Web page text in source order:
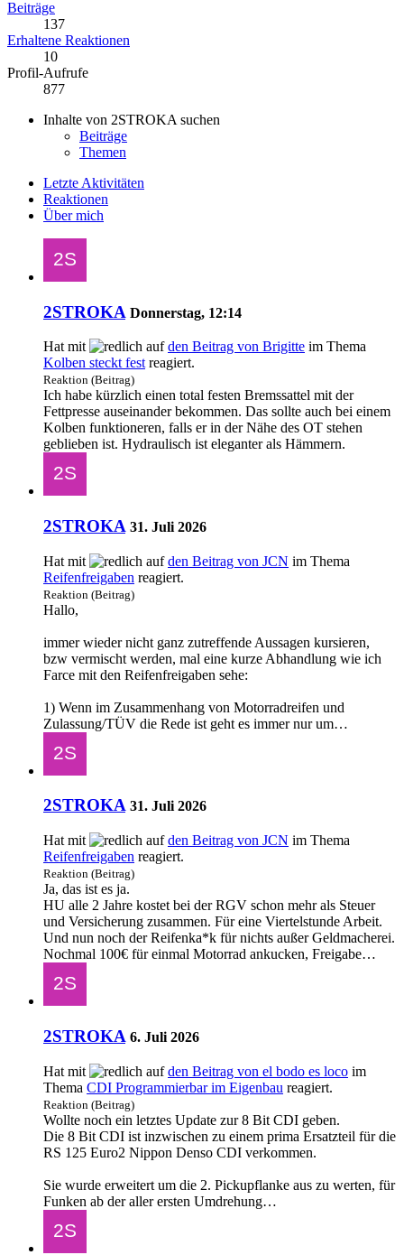
Beiträge
137
Erhaltene Reaktionen
10
Profil-Aufrufe
877
Inhalte von 2STROKA suchen
Beiträge
Themen
Letzte Aktivitäten
Reaktionen
Über mich
2STROKA Donnerstag, 12:14
Hat mit aufden Beitrag von Brigitte im Thema
Kolben steckt fest reagiert.
Reaktion (Beitrag)
Ich habe kürzlich einen total festen Bremssattel mit der
Fettpresse auseinander bekommen. Das sollte auch bei einem
Kolben funktioneren, falls er in der Nähe des OT stehen
geblieben ist. Hydraulisch ist eleganter als Hämmern.
2STROKA 31. Juli 2026
Hat mit aufden Beitrag von JCN im Thema
Reifenfreigaben reagiert.
Reaktion (Beitrag)
Hallo,
immer wieder nicht ganz zutreffende Aussagen kursieren,
bzw vermischt werden, mal eine kurze Abhandlung wie ich
Farce mit den Reifenfreigaben sehe:
1) Wenn im Zusammenhang von Motorradreifen und
Zulassung/TÜV die Rede ist geht es immer nur um…
2STROKA 31. Juli 2026
Hat mit aufden Beitrag von JCN im Thema
Reifenfreigaben reagiert.
Reaktion (Beitrag)
Ja, das ist es ja.
HU alle 2 Jahre kostet bei der RGV schon mehr als Steuer
und Versicherung zusammen. Für eine Viertelstunde Arbeit.
Und nun noch der Reifenka*k für nichts außer Geldmacherei.
Nochmal 100€ für einmal Motorrad ankucken, Freigabe…
2STROKA 6. Juli 2026
Hat mit aufden Beitrag von el bodo es loco im
Thema CDI Programmierbar im Eigenbau reagiert.
Reaktion (Beitrag)
Wollte noch ein letztes Update zur 8 Bit CDI geben.
Die 8 Bit CDI ist inzwischen zu einem prima Ersatzteil für die
RS 125 Euro2 Nippon Denso CDI verkommen.
Sie wurde erweitert um die 2. Pickupflanke aus zu werten, für
Funken ab der aller ersten Umdrehung…